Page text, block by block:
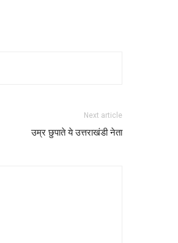
Next article
उम्र छुपाते ये उत्तराखंडी नेता